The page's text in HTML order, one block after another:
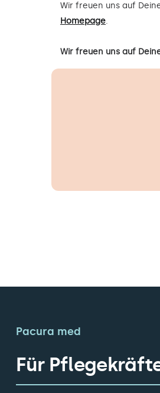
Wir freuen uns auf
Homepage.
Wir freuen uns auf
Pacura med
Für